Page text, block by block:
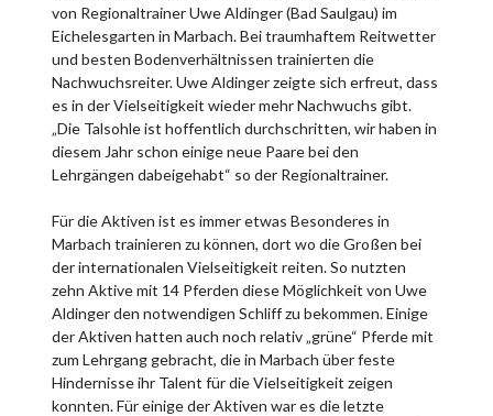
von Regionaltrainer Uwe Aldinger (Bad Saulgau) im
Eichelesgarten in Marbach. Bei traumhaftem Reitwetter
und besten Bodenverhältnissen trainierten die
Nachwuchsreiter. Uwe Aldinger zeigte sich erfreut, dass
es in der Vielseitigkeit wieder mehr Nachwuchs gibt.
„Die Talsohle ist hoffentlich durchschritten, wir haben in
diesem Jahr schon einige neue Paare bei den
Lehrgängen dabeigehabt“ so der Regionaltrainer.
Für die Aktiven ist es immer etwas Besonderes in
Marbach trainieren zu können, dort wo die Großen bei
der internationalen Vielseitigkeit reiten. So nutzten
zehn Aktive mit 14 Pferden diese Möglichkeit von Uwe
Aldinger den notwendigen Schliff zu bekommen. Einige
der Aktiven hatten auch noch relativ „grüne“ Pferde mit
zum Lehrgang gebracht, die in Marbach über feste
Hindernisse ihr Talent für die Vielseitigkeit zeigen
konnten. Für einige der Aktiven war es die letzte